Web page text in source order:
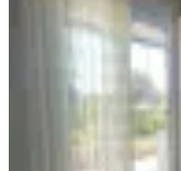
4+1
·
KURŞUN GRUP